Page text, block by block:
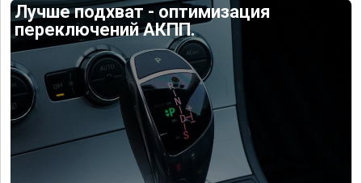
Лучше подхват - оптимизация
переключений АКПП.